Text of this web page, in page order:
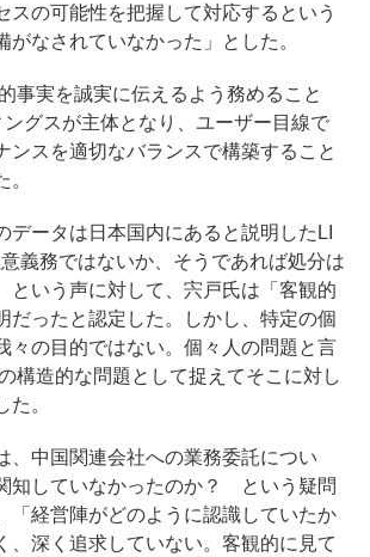
スの可能性を把握して対応するという
がなされていなかった」とした。
事実を誠実に伝えるよう務めること
グスが主体となり、ユーザー目線で
ンスを適切なバランスで構築すること
ータは日本国内にあると説明したLI
義務ではないか、そうであれば処分は
いう声に対して、宍戸氏は「客観的
だったと認定した。しかし、特定の個
々の目的ではない。個々人の問題と言
構造的な問題として捉えてそこに対し
た。
中国関連会社への業務委託につい
知していなかったのか？ という疑問
「経営陣がどのように認識していたか
、深く追求していない。客観的に見て